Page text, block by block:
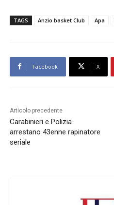
TAGS Anzio basket Club Apa
Facebook X
Articolo precedente
Carabinieri e Polizia
arrestano 43enne rapinatore
seriale